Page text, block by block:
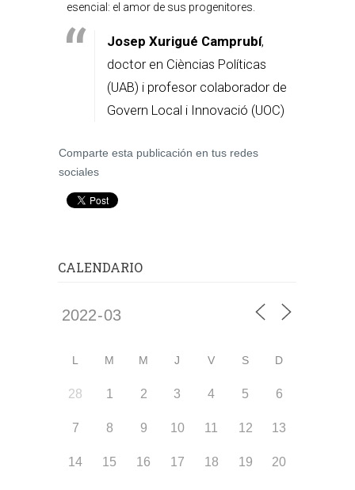
esencial: el amor de sus progenitores.
Josep Xurigué Camprubí,
doctor en Cièncias Políticas
(UAB) i profesor colaborador de
Govern Local i Innovació (UOC)
Comparte esta publicación en tus redes
sociales
CALENDARIO
L M M J V S D
28 1 2 3 4 5 6
7 8 9 10 11 12 13
14 15 16 17 18 19 20